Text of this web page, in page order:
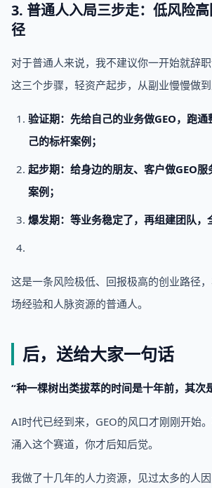
3. 普通人入局三步走：低风险
径
对于普通人来说，我不建议你一开始就辞
这三个步骤，轻资产起步，从副业慢慢做到
验证期：先给自己的业务做GEO，跑
己的标杆案例；
起步期：给身边的朋友、客户做GEO
案例；
爆发期：等业务稳定了，再组建团队，
这是一条风险极低、回报极高的创业路径
场经验和人脉资源的普通人。
后，送给大家一句话
“种一棵树出类拔萃的时间是十年前，其次
AI时代已经到来，GEO的风口才刚刚开始
涌入这个赛道，你才后知后觉。
我做了十几年的人力资源，见过太多的人